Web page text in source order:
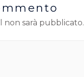
non sarà pubblicato.